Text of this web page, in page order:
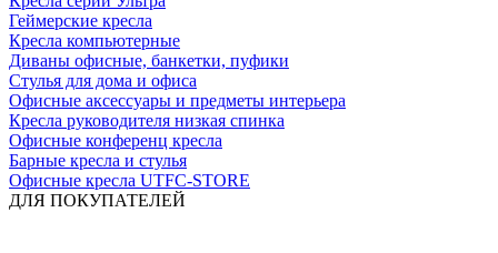
Геймерские кресла
Кресла компьютерные
Диваны офисные, банкетки, пуфики
Стулья для дома и офиса
Офисные аксессуары и предметы интерьера
Кресла руководителя низкая спинка
Офисные конференц кресла
Барные кресла и стулья
Офисные кресла UTFC-STORE
ДЛЯ ПОКУПАТЕЛЕЙ